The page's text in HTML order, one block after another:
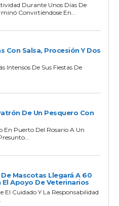
Durante Unos Días De
Convirtiéndose En...
Con Salsa, Procesión Y Dos
Intensos De Sus Fiestas De
De Un Pesquero Con
En Puerto Del Rosario A Un
Mascotas Llegará A 60
El Apoyo De Veterinarios
Cuidado Y La Responsabilidad